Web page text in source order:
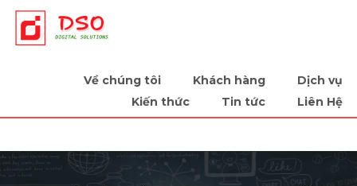
Tiếp sức cùng doanh nghiệp
Về chúng tôi Khách hàng
Dịch vụ
Kiến thức
Tin tức Liên Hệ